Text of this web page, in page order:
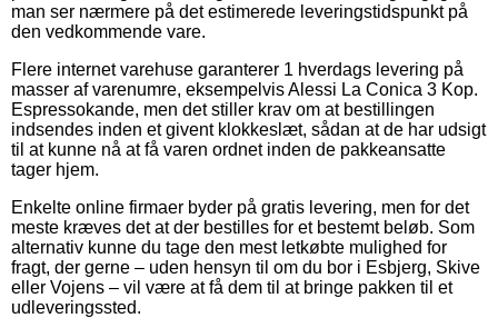
man ser nærmere på det estimerede leveringstidspunkt på
den vedkommende vare.
Flere internet varehuse garanterer 1 hverdags levering på
masser af varenumre, eksempelvis Alessi La Conica 3 Kop.
Espressokande, men det stiller krav om at bestillingen
indsendes inden et givent klokkeslæt, sådan at de har udsigt
til at kunne nå at få varen ordnet inden de pakkeansatte
tager hjem.
Enkelte online firmaer byder på gratis levering, men for det
meste kræves det at der bestilles for et bestemt beløb. Som
alternativ kunne du tage den mest letkøbte mulighed for
fragt, der gerne – uden hensyn til om du bor i Esbjerg, Skive
eller Vojens – vil være at få dem til at bringe pakken til et
udleveringssted.